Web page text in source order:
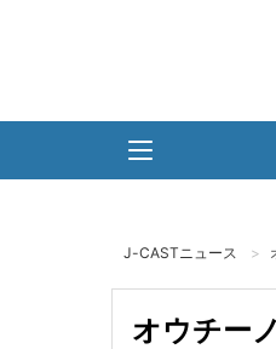
J-CASTニュース
オウチー